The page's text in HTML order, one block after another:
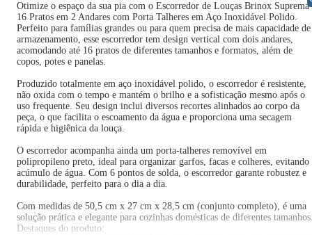
Otimize o espaço da sua pia com o Escorredor de Louças Brinox Suprema
16 Pratos em 2 Andares com Porta Talheres em Aço Inoxidável Polido.
Perfeito para famílias grandes ou para quem precisa de mais capacidade de
armazenamento, esse escorredor tem design vertical com dois andares,
acomodando até 16 pratos de diferentes tamanhos e formatos, além de
copos, potes e panelas.
Produzido totalmente em aço inoxidável polido, o escorredor é resistente,
não oxida com o tempo e mantém o brilho e a sofisticação mesmo após o
uso frequente. Seu design inclui diversos recortes alinhados ao corpo da
peça, o que facilita o escoamento da água e proporciona uma secagem
rápida e higiênica da louça.
O escorredor acompanha ainda um porta-talheres removível em
polipropileno preto, ideal para organizar garfos, facas e colheres, evitando
acúmulo de água. Com 6 pontos de solda, o escorredor garante robustez e
durabilidade, perfeito para o dia a dia.
Com medidas de 50,5 cm x 27 cm x 28,5 cm (conjunto completo), é uma
solução prática e elegante para cozinhas domésticas de diferentes
Destaques do produto: